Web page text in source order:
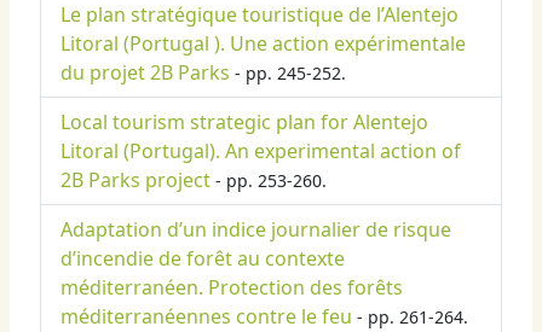
Le plan stratégique touristique de l’Alentejo
Litoral (Portugal ). Une action expérimentale
du projet 2B Parks - pp. 245-252.
Local tourism strategic plan for Alentejo
Litoral (Portugal). An experimental action of
2B Parks project - pp. 253-260.
Adaptation d’un indice journalier de risque
d’incendie de forêt au contexte
méditerranéen. Protection des forêts
méditerranéennes contre le feu - pp. 261-264.